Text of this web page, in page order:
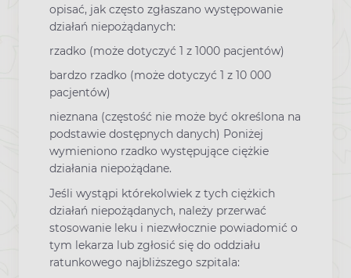
opisać, jak często zgłaszano występowanie
działań niepożądanych:
rzadko (może dotyczyć 1 z 1000 pacjentów)
bardzo rzadko (może dotyczyć 1 z 10 000
pacjentów)
nieznana (częstość nie może być określona na
podstawie dostępnych danych) Poniżej
wymieniono rzadko występujące ciężkie
działania niepożądane.
Jeśli wystąpi którekolwiek z tych ciężkich
działań niepożądanych, należy przerwać
stosowanie leku i niezwłocznie powiadomić o
tym lekarza lub zgłosić się do oddziału
ratunkowego najbliższego szpitala: